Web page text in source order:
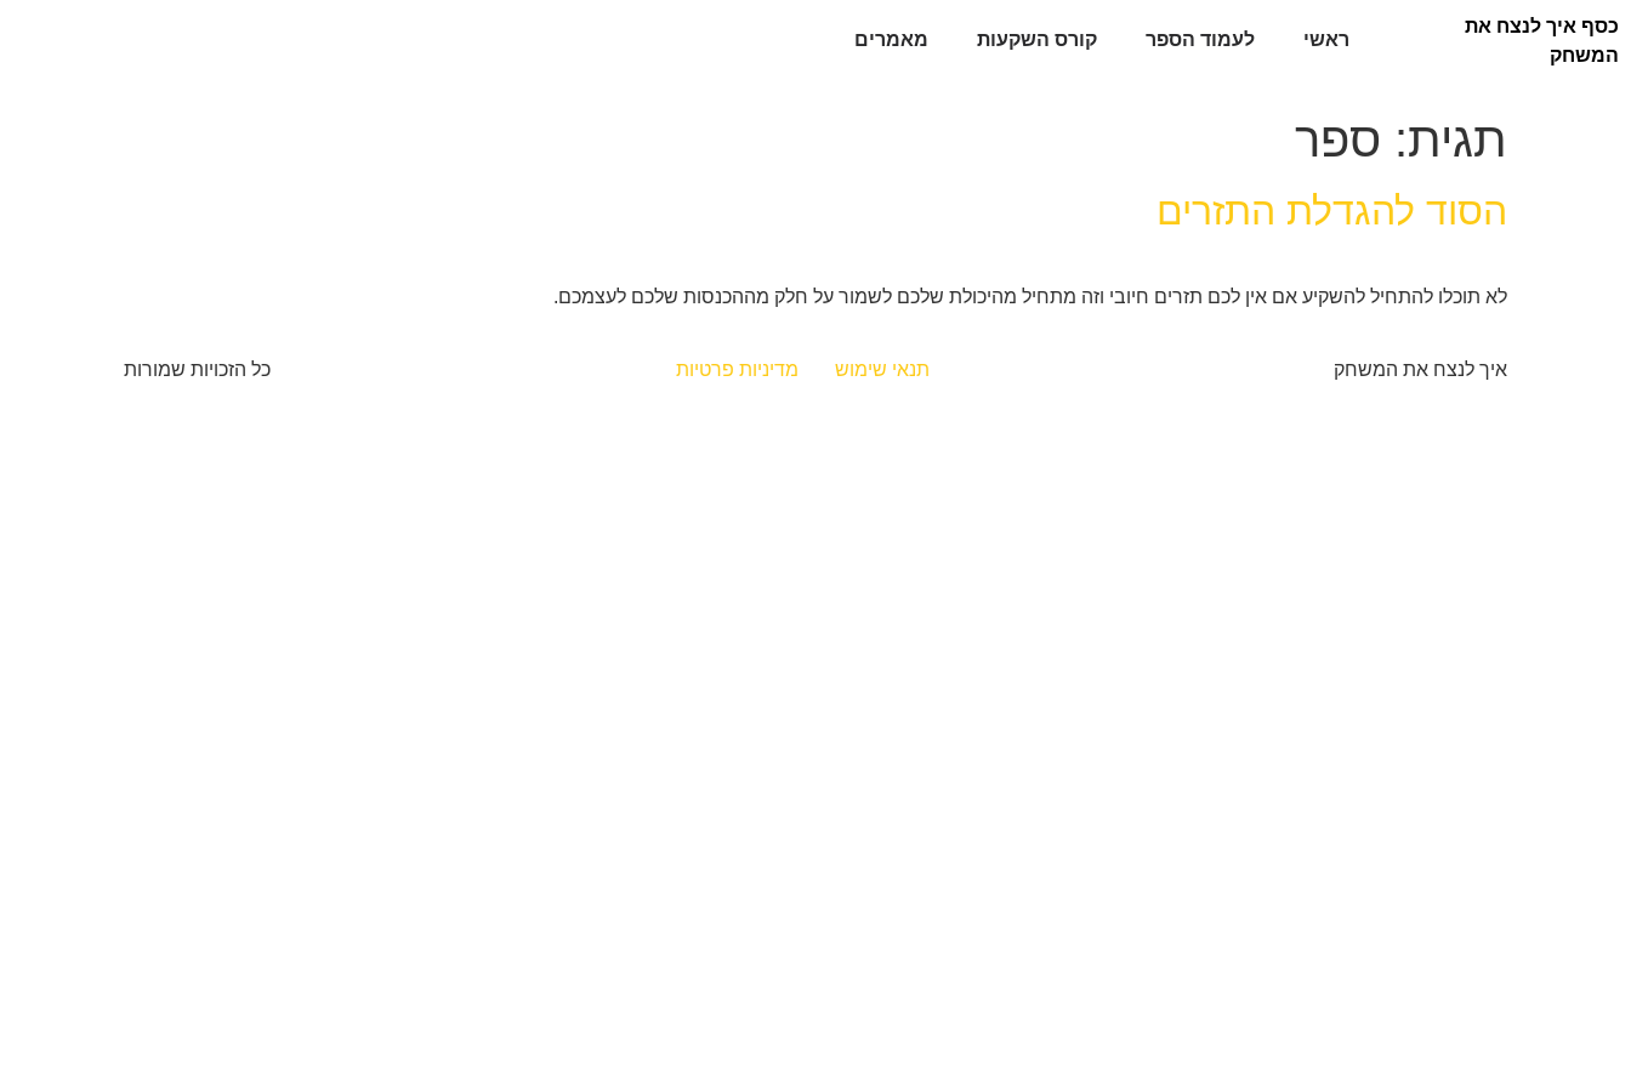
כסף איך לנצח את
המשחק
ראשי לעמוד הספר קורס השקעות מאמרים
תגית: ספר
הסוד להגדלת התזרים
לא תוכלו להתחיל להשקיע אם אין לכם תזרים חיובי וזה מתחיל מהיכולת שלכם לשמור על חלק מההכנסות שלכם לעצמכם.
איך לנצח את המשחק תנאי שימוש מדיניות פרטיות כל הזכויות שמורות